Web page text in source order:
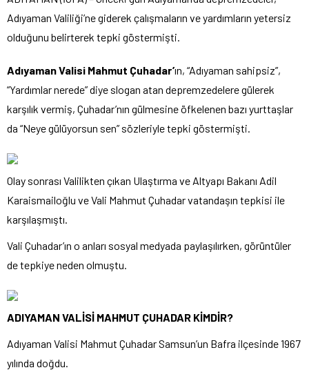
Adıyaman Valiliği’ne giderek çalışmaların ve yardımların yetersiz
olduğunu belirterek tepki göstermişti.
Adıyaman Valisi Mahmut Çuhadar’ın, “Adıyaman sahipsiz”,
“Yardımlar nerede” diye slogan atan depremzedelere gülerek
karşılık vermiş, Çuhadar’nın gülmesine öfkelenen bazı yurttaşlar
da “Neye gülüyorsun sen” sözleriyle tepki göstermişti.
Olay sonrası Valilikten çıkan Ulaştırma ve Altyapı Bakanı Adil
Karaismailoğlu ve Vali Mahmut Çuhadar vatandaşın tepkisi ile
karşılaşmıştı.
Vali Çuhadar’ın o anları sosyal medyada paylaşılırken, görüntüler
de tepkiye neden olmuştu.
ADIYAMAN VALİSİ MAHMUT ÇUHADAR KİMDİR?
Adıyaman Valisi Mahmut Çuhadar Samsun’un Bafra ilçesinde 1967
yılında doğdu.